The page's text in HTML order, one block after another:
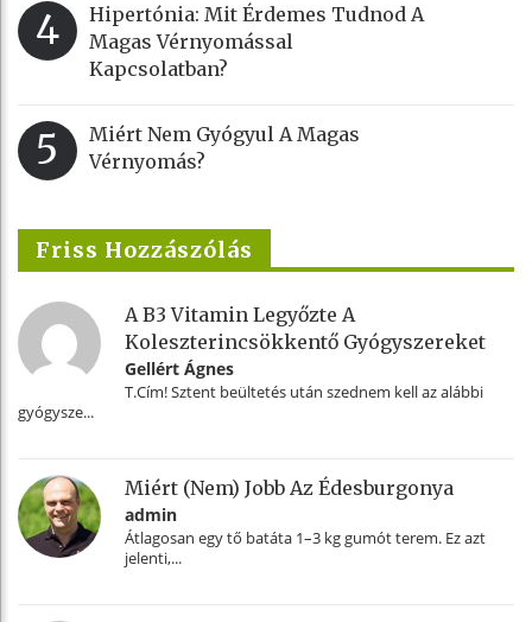
4
Hipertónia: Mit Érdemes Tudnod A
Magas Vérnyomással
Kapcsolatban?
5
Miért Nem Gyógyul A Magas
Vérnyomás?
Friss Hozzászólás
A B3 Vitamin Legyőzte A
Koleszterincsökkentő Gyógyszereket
Gellért Ágnes
T.Cím! Sztent beültetés után szednem kell az alábbi
gyógysze...
Miért (nem) Jobb Az Édesburgonya
admin
Átlagosan egy tő batáta 1–3 kg gumót terem. Ez azt
jelenti,...